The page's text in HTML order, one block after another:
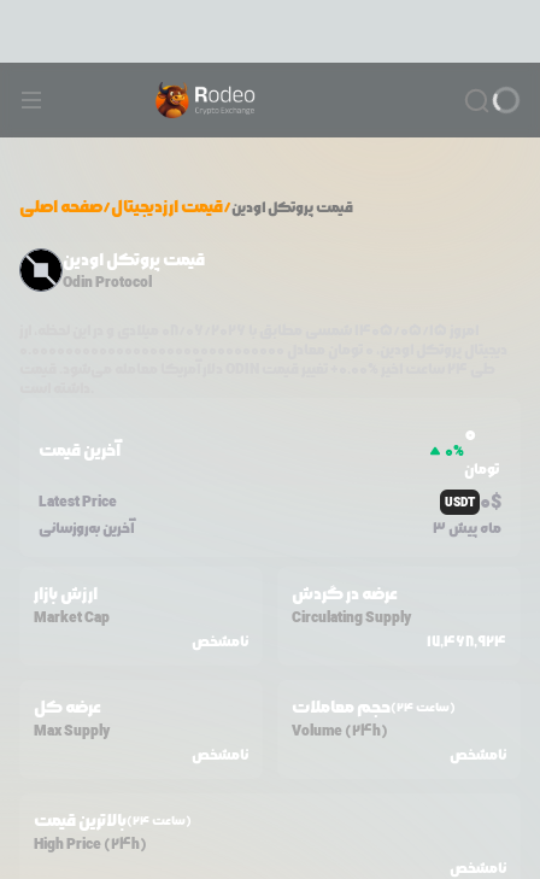
صفحه اصلی/قیمت ارزدیجیتال/ قیمتپروتکل اودین
قیمت پروتکل اودین
Odin Protocol
آخرین قیمت 0%
0
تومان
Latest Price
USDT 0$
آخرین به‌روزسانی 3 ماه پیش
ارزش بازار
Market Cap
نامشخص
عرضه در گردش
Circulating Supply
17,468,924
عرضه کل
Max Supply
نامشخص
حجم معاملات (24 ساعت)
Volume (24h)
نامشخص
بالاترین قیمت (24 ساعت)
High Price (24h)
نامشخص